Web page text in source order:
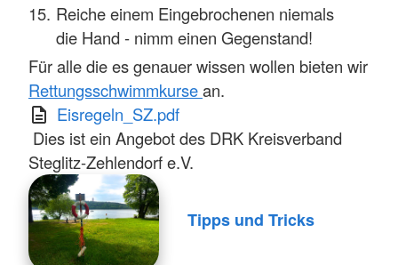
Reiche einem Eingebrochenen niemals
die Hand - nimm einen Gegenstand!
Für alle die es genauer wissen wollen bieten wir
Rettungsschwimmkursean.
Eisregeln_SZ.pdf
Dies ist ein Angebot des DRK Kreisverband
Steglitz-Zehlendorf e.V.
Tipps und Tricks